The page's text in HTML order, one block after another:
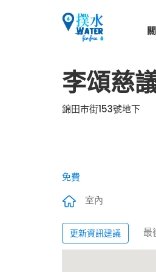
李頌慈
錦田市街153號地下
免費
室內
更新資訊建議 最